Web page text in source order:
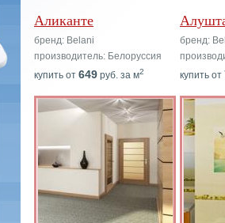
Аликанте
бренд: Belani
производитель: Белоруссия
купить от 649 руб. за м2
бренд:
купить от